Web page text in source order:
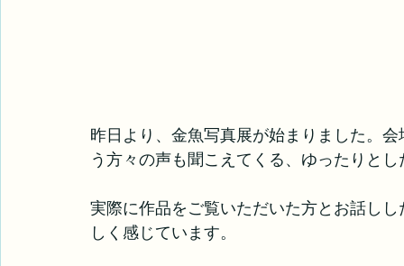
昨日より、金魚写真展が始まりました。
う方々の声も聞こえてくる、ゆったりと
実際に作品をご覧いただいた方とお話し
しく感じています。